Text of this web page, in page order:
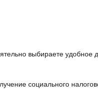
выбираете удобное
cоциального